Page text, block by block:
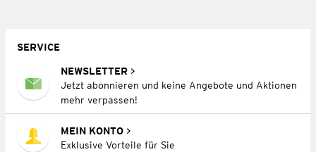
SERVICE
NEWSLETTER
Jetzt abonnieren und keine Angebote und Aktionen
mehr verpassen!
MEIN KONTO
Exklusive Vorteile für Sie